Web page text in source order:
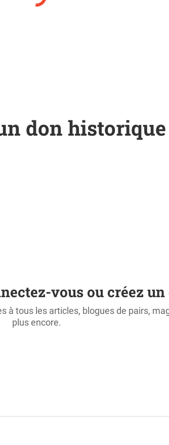
don
vous ou créez
à tous les articles, blogues de pairs,
plus encore.